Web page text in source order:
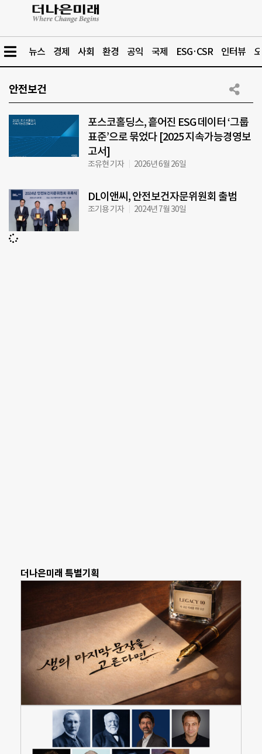
뉴스 경제 사회 환경 공익 국제 ESG·CSR 인터뷰
안전보건
포스코홀딩스, 흩어진 ESG 데이터 ‘그룹
표준’으로 묶었다 [2025 지속가능경영보
고서]
조유현 기자 2026년 6월 26일
DL이앤씨, 안전보건자문위원회 출범
조기용 기자 2024년 7월 30일
더나은미래 특별기획